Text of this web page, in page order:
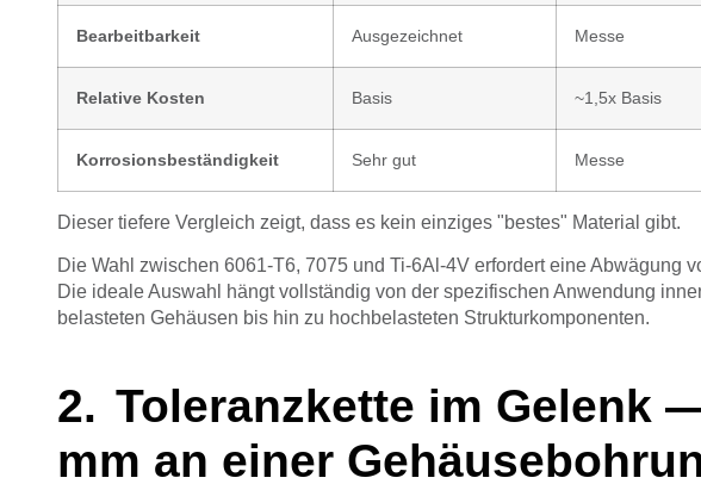
Bearbeitbarkeit Ausgezeichnet Messe
Relative Kosten Basis ~1,5x Basis
Korrosionsbeständigkeit Sehr gut Messe
Dieser tiefere Vergleich zeigt, dass es kein einziges "bestes" Material gibt.
Die Wahl zwischen 6061-T6, 7075 und Ti-6Al-4V erfordert eine Abwägung
Die ideale Auswahl hängt vollständig von der spezifischen Anwendung
belasteten Gehäusen bis hin zu hochbelasteten Strukturkomponenten.
Toleranzkette im Gelenk
mm an einer